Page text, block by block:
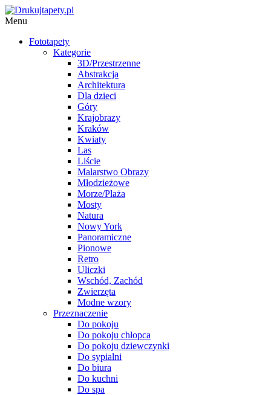
Menu
Fototapety
Kategorie
3D/Przestrzenne
Abstrakcja
Architektura
Dla dzieci
Góry
Krajobrazy
Kraków
Kwiaty
Las
Liście
Malarstwo Obrazy
Młodzieżowe
Morze/Plaża
Mosty
Natura
Nowy York
Panoramiczne
Pionowe
Retro
Uliczki
Wschód, Zachód
Zwierzęta
Modne wzory
Przeznaczenie
Do pokoju
Do pokoju chłopca
Do pokoju dziewczynki
Do sypialni
Do biura
Do kuchni
Do spa